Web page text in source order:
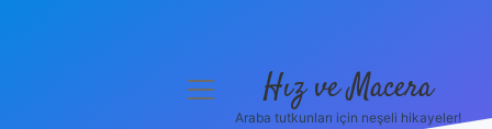
menüyü
Hız ve Macera
Araba tutkunları için neşeli hikayeler!